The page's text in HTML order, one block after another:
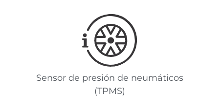
Sensor de presión de neumáticos
(TPMS)